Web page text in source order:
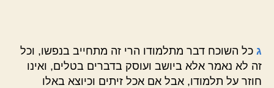
ג כל השוכח דבר מתלמודו הרי זה מתחייב בנפשו, וכל
זה לא נאמר אלא ביושב ועוסק בדברים בטלים, ואינו
חוזר על תלמודו, אבל אם אכל זיתים וכיוצא באלו